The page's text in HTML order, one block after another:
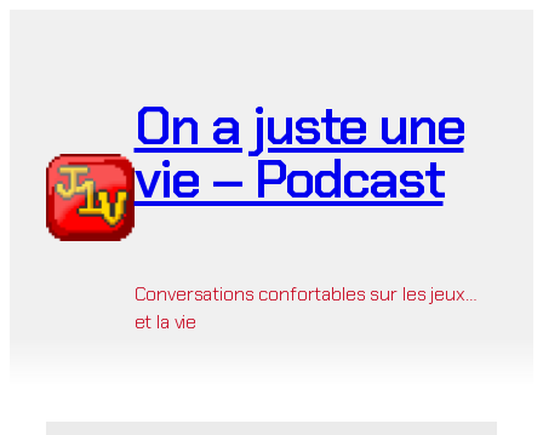
On a juste une
vie – Podcast
Conversations confortables sur les jeux…
et la vie